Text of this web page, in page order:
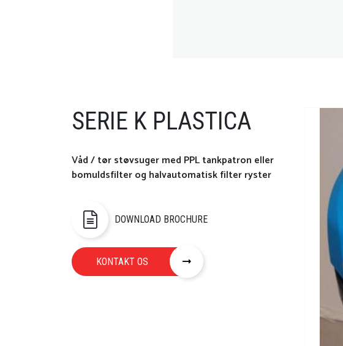
SERIE K PLASTICA
Våd / tør støvsuger med PPL tankpatron eller
bomuldsfilter og halvautomatisk filter ryster
DOWNLOAD BROCHURE
KONTAKT OS